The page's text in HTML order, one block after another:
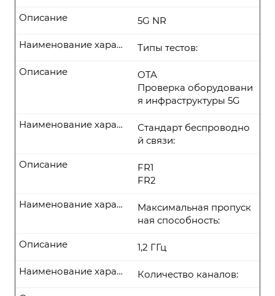
5G NR
Описание
Типы тестов:
Наименование характеристики
OTA
Проверка оборудовани
я инфраструктуры 5G
Описание
Стандарт беспроводно
й связи:
Наименование характеристики
FR1
FR2
Описание
Максимальная пропуск
ная способность:
Наименование характеристики
1,2 ГГц
Описание
Количество каналов:
Наименование характеристики